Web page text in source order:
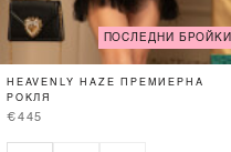
ПОСЛЕДНИ БРОЙКИ
HEAVENLY HAZE ПРЕМИЕРНА
РОКЛЯ
€445